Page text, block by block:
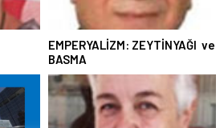
EMPERYALİZM: ZEYTİNYAĞI ve
BASMA